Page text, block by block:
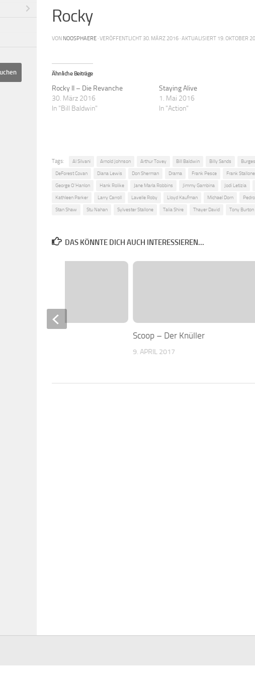
Rocky
VON NOOSPHAERE · VERÖFFENTLICHT 30. MÄRZ 2016 · AKTUALISIERT 19. OKTOBER
Ähnliche Beiträge
Rocky II – Die Revanche
30. März 2016
In "Bill Baldwin"
Staying Alive
1. Mai 2016
In "Action"
Tags: Al Silvani Arnold Johnson Arthur Tovey Bill Baldwin Billy Sands
DeForest Covan Diana Lewis Don Sherman Drama Frank Pesce Frank Stallone
George O'Hanlon Hank Rolike Jane Marla Robbins Jimmy Gambina Jodi Letizia
Kathleen Parker Larry Carroll Lavelle Roby Lloyd Kaufman Michael Dorn
Stan Shaw Stu Nahan Sylvester Stallone Talia Shire Thayer David Tony Burton
DAS KÖNNTE DICH AUCH INTERESSIEREN...
Scoop – Der Knüller
9. APRIL 2017